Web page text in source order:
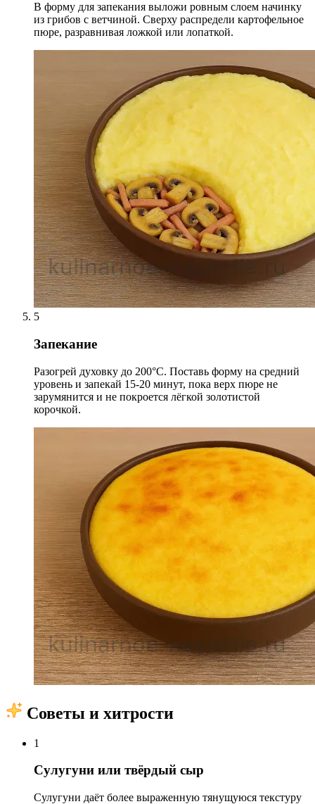
В форму для запекания выложи ровным слоем начинку
из грибов с ветчиной. Сверху распредели картофельное
пюре, разравнивая ложкой или лопаткой.
5
Запекание
Разогрей духовку до 200°C. Поставь форму на средний
уровень и запекай 15-20 минут, пока верх пюре не
зарумянится и не покроется лёгкой золотистой
корочкой.
Советы и хитрости
1
Сулугуни или твёрдый сыр
Сулугуни даёт более выраженную тянущуюся текстуру